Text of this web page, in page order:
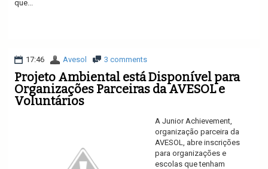
que...
17:46 Avesol 3 comments
Projeto Ambiental está Disponível para
Organizações Parceiras da AVESOL e
Voluntários
A Junior Achievement,
organização parceira da
AVESOL, abre inscrições
para organizações e
escolas que tenham